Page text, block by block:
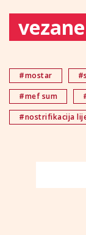
#mostar
#mef sum
#nostrifikacija